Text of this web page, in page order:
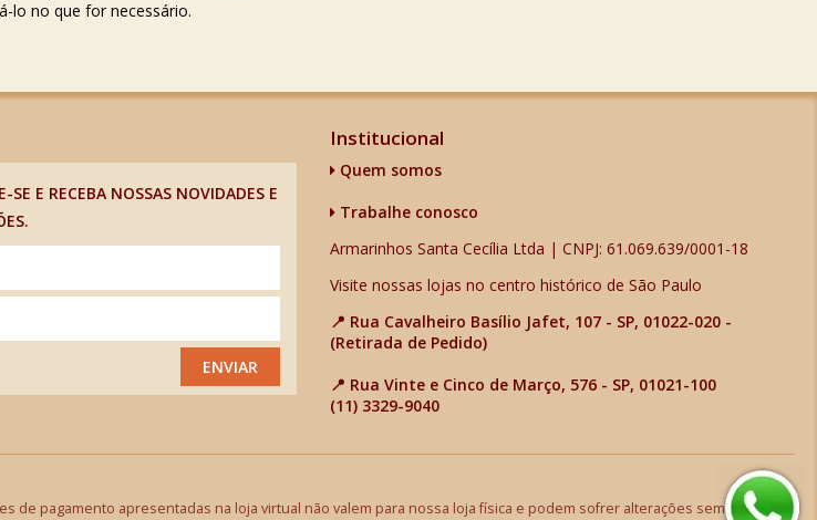
lo no que for necessário.
SE E RECEBA NOSSAS NOVIDADES E
ENVIAR
Institucional
Quem somos
Trabalhe conosco
Armarinhos Santa Cecília Ltda | CNPJ: 61.069.639/0001-18
Visite nossas lojas no centro histórico de São Paulo
📍 Rua Cavalheiro Basílio Jafet, 107 - SP, 01022-020 -
(Retirada de Pedido)
📍 Rua Vinte e Cinco de Março, 576 - SP, 01021-100
(11) 3329-9040
de pagamento apresentadas na loja virtual não valem para nossa loja física e podem sofrer alterações sem aviso